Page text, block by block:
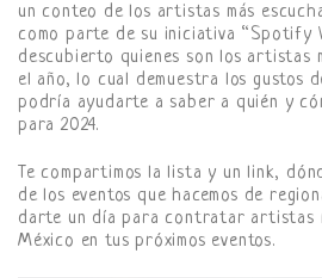
un conteo de los artistas más
como parte de su iniciativa “Spotify
descubierto quienes son los artistas
el año, lo cual demuestra los gustos
podría ayudarte a saber a quién y
para 2024.
Te compartimos la lista y un link,
de los eventos que hacemos de
darte un día para contratar artistas
México en tus próximos eventos.